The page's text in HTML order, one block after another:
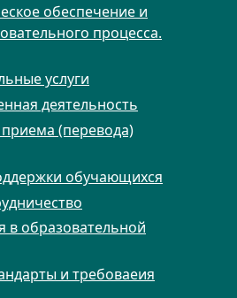
обеспечение и
процесса.
услуги
деятельность
(перевода)
обучающихся
в образовательной
и требоваеия